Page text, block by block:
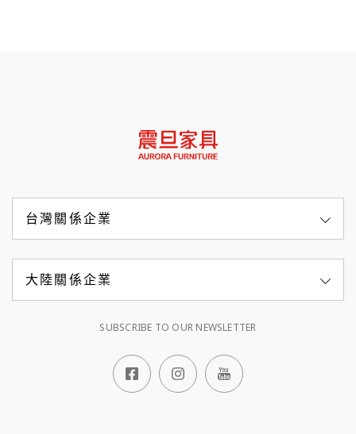
顧客服務專線
0809-068-588
台灣關係企業
大陸關係企業
SUBSCRIBE TO OUR NEWSLETTER